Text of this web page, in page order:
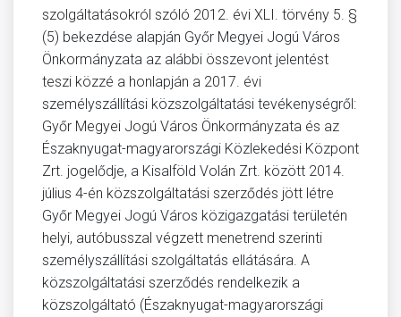
szolgáltatásokról szóló 2012. évi XLI. törvény 5. §
(5) bekezdése alapján Győr Megyei Jogú Város
Önkormányzata az alábbi összevont jelentést
teszi közzé a honlapján a 2017. évi
személyszállítási közszolgáltatási tevékenységről:
Győr Megyei Jogú Város Önkormányzata és az
Északnyugat-magyarországi Közlekedési Központ
Zrt. jogelődje, a Kisalföld Volán Zrt. között 2014.
július 4-én közszolgáltatási szerződés jött létre
Győr Megyei Jogú Város közigazgatási területén
helyi, autóbusszal végzett menetrend szerinti
személyszállítási szolgáltatás ellátására. A
közszolgáltatási szerződés rendelkezik a
közszolgáltató (Északnyugat-magyarországi